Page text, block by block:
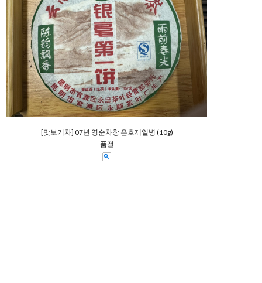
[맛보기차] 07년 영순차창 은호제일병 (10g)
품절